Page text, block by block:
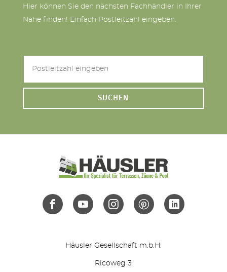
Hier können Sie den nächsten Fachhändler in Ihrer
Nähe finden! Einfach Postleitzahl eingeben.
SUCHEN
Häusler Gesellschaft m.b.H.
Ricoweg 3